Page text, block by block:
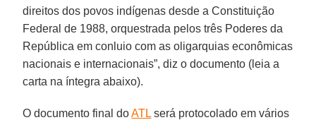
direitos dos povos indígenas desde a Constituição
Federal de 1988, orquestrada pelos três Poderes da
República em conluio com as oligarquias econômicas
nacionais e internacionais”, diz o documento (leia a
carta na íntegra abaixo).
O documento final doATL será protocolado em vários